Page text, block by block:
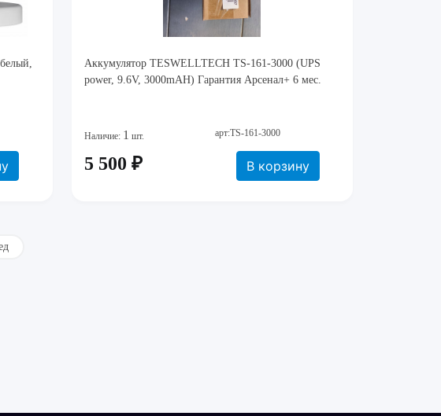
Аккумулятор TESWELLTECH TS-161-3000 (UPS
power, 9.6V, 3000mAH) Гарантия Арсенал+ 6 мес.
Наличие: 1 шт. арт:TS-161-3000
5 500 ₽ В корзину